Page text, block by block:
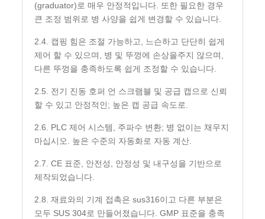
(graduator)로 매우 안정적입니다. 또한 필요한 경우
큰 조정 범위로 병 사양을 쉽게 변경할 수 있습니다.
2.4. 캡핑 힘은 조절 가능하고, 느슨하고 단단히 쉽게
제어 할 수 있으며, 병 및 뚜껑에 손상을주지 않으며,
다른 뚜껑을 충족하도록 쉽게 조정할 수 있습니다.
2.5. 전기 진동 호퍼 언 스크램블 및 공급 캡으로 신뢰
할 수 있고 안정적인; 높은 캡 공급 속도로.
2.6. PLC 제어 시스템, 주파수 변환; 병 없이는 채우지
마십시오. 높은 수준의 자동화로 자동 계산.
2.7. CE 표준, 안전성, 안정성 및 내구성을 기반으로
제작되었습니다.
2.8. 재료와의 기계 접촉은 sus316이고 다른 부분은
모두 SUS 304로 만들어졌습니다. GMP 표준을 충족